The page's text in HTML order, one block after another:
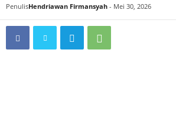
PenulisHendriawan Firmansyah - Mei 30, 2026